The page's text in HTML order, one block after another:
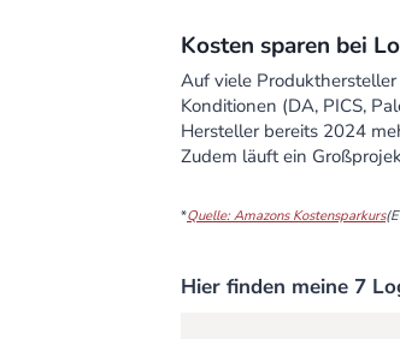
Kosten sparen bei
Auf viele
Konditionen (DA, PICS,
Hersteller bereits 2024
Zudem läuft ein
*Quelle: Amazons Kostensparkurs
Hier finden meine 7